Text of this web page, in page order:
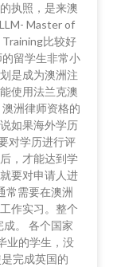
执照，是来澳
Master of
Training比较好
留学生非常小
是成为澳洲注
使用法兰克澳
洲律师资格的
如果海外学历
对学历进行评
，才能达到学
要对申请人进
常需要在澳洲
作实习。整个
。 各个国家
业的学生，没
完成英国的